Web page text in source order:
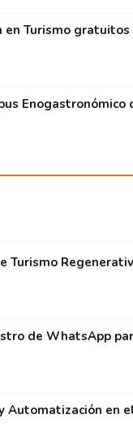
en Turismo gratuitos
Enogastronómico
Turismo
de WhatsApp
Automatización en